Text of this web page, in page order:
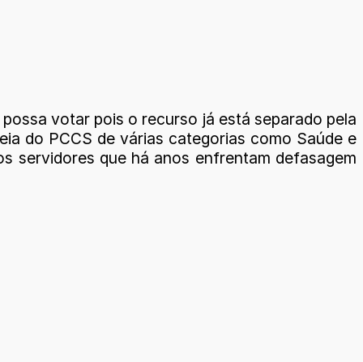
votar pois o recurso já está separado pela
do PCCS de várias categorias como Saúde e
servidores que há anos enfrentam defasagem